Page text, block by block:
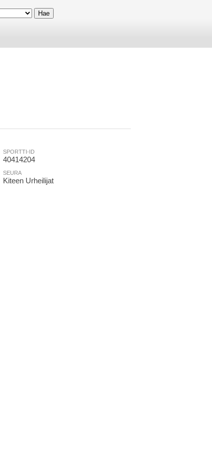
SPORTTI-ID
40414204
SEURA
Kiteen Urheilijat